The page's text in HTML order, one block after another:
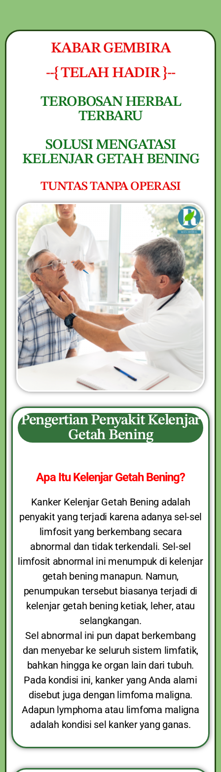
KABAR GEMBIRA
--{ TELAH HADIR }--
TEROBOSAN HERBAL
TERBARU
SOLUSI MENGATASI
KELENJAR GETAH BENING
TUNTAS TANPA OPERASI
Pengertian Penyakit Kelenjar
Getah Bening
Apa Itu Kelenjar Getah Bening?
Kanker Kelenjar Getah Bening adalah
penyakit yang terjadi karena adanya sel-sel
limfosit yang berkembang secara
abnormal dan tidak terkendali. Sel-sel
limfosit abnormal ini menumpuk di kelenjar
getah bening manapun. Namun,
penumpukan tersebut biasanya terjadi di
kelenjar getah bening ketiak, leher, atau
selangkangan.
Sel abnormal ini pun dapat berkembang
dan menyebar ke seluruh sistem limfatik,
bahkan hingga ke organ lain dari tubuh.
Pada kondisi ini, kanker yang Anda alami
disebut juga dengan limfoma maligna.
Adapun lymphoma atau limfoma maligna
adalah kondisi sel kanker yang ganas.
PESAN SEKARANG (NON COD -
REKENING KAMI)
PESAN